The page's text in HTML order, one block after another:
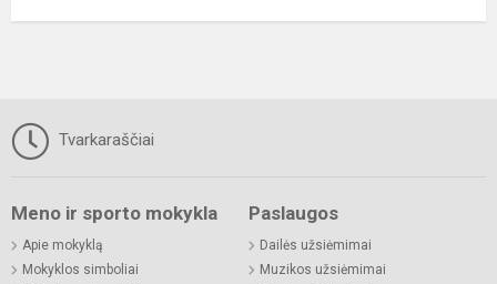
Tvarkaraščiai
Meno ir sporto mokykla
Apie mokyklą
Mokyklos simboliai
Paslaugos
Dailės užsiėmimai
Muzikos užsiėmimai